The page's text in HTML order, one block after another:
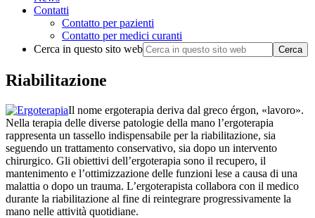
Contatti
Contatto per pazienti
Contatto per medici curanti
Cerca in questo sito web
Riabilitazione
Il nome ergoterapia deriva dal greco érgon, «lavoro».
Nella terapia delle diverse patologie della mano l’ergoterapia
rappresenta un tassello indispensabile per la riabilitazione, sia
seguendo un trattamento conservativo, sia dopo un intervento
chirurgico. Gli obiettivi dell’ergoterapia sono il recupero, il
mantenimento e l’ottimizzazione delle funzioni lese a causa di una
malattia o dopo un trauma. L’ergoterapista collabora con il medico
durante la riabilitazione al fine di reintegrare progressivamente la
mano nelle attività quotidiane.